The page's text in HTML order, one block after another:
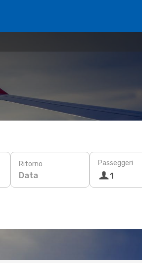
Ritorno
Data
Passeggeri
1